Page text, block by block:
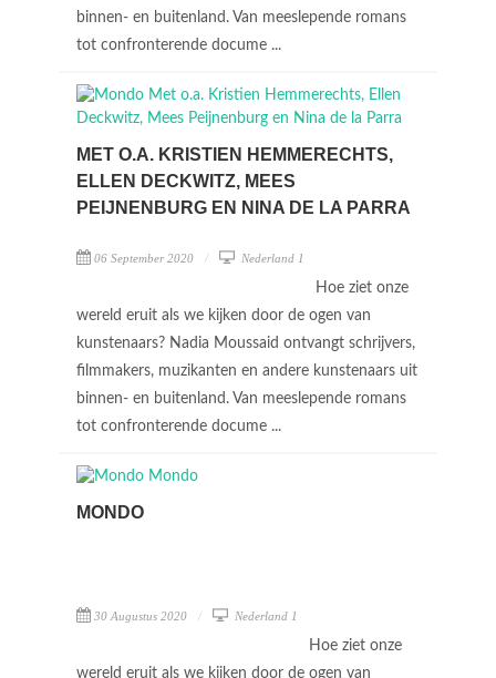
binnen- en buitenland. Van meeslepende romans
tot confronterende docume ...
MET O.A. KRISTIEN HEMMERECHTS,
ELLEN DECKWITZ, MEES
PEIJNENBURG EN NINA DE LA PARRA
06 September 2020 Nederland 1
Hoe ziet onze
wereld eruit als we kijken door de ogen van
kunstenaars? Nadia Moussaid ontvangt schrijvers,
filmmakers, muzikanten en andere kunstenaars uit
binnen- en buitenland. Van meeslepende romans
tot confronterende docume ...
MONDO
30 Augustus 2020 Nederland 1
Hoe ziet onze
wereld eruit als we kijken door de ogen van